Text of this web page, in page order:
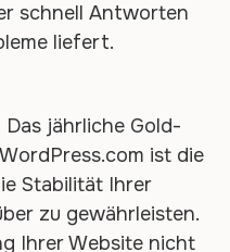
schnell Antworten
liefert.
Das jährliche Gold-
ist die
Stabilität Ihrer
zu gewährleisten.
Ihrer Website nicht